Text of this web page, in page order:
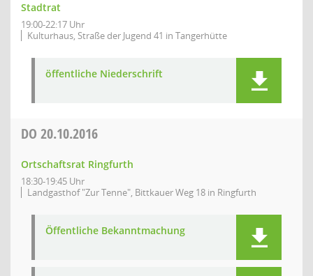
Stadtrat
19:00-22:17 Uhr
Kulturhaus, Straße der Jugend 41 in Tangerhütte
öffentliche Niederschrift
DO 20.10.2016
Ortschaftsrat Ringfurth
18:30-19:45 Uhr
Landgasthof "Zur Tenne", Bittkauer Weg 18 in Ringfurth
Öffentliche Bekanntmachung